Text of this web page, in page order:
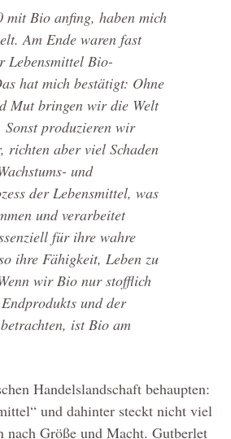
mit Bio anfing, haben mich
Am Ende waren fast
Lebensmittel Bio-
hat mich bestätigt: Ohne
Mut bringen wir die Welt
Sonst produzieren wir
richten aber viel Schaden
und
der Lebensmittel, was
und verarbeitet
für ihre wahre
ihre Fähigkeit, Leben zu
wir Bio nur stofflich
und der
ist Bio am
Handelslandschaft behaupten:
und dahinter steckt nicht viel
nach Größe und Macht. Gutberlet